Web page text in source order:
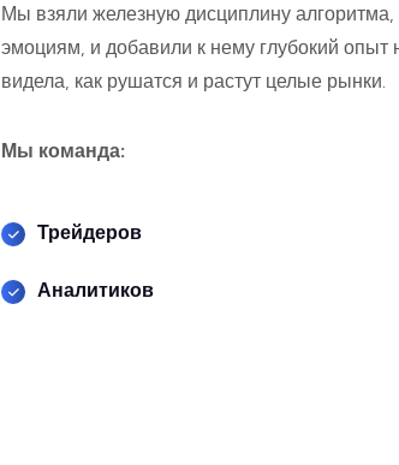
Мы взяли железную дисциплину алгоритма,
эмоциям, и добавили к нему глубокий
видела, как рушатся и растут целые рынки.
Мы команда:
Трейдеров
Аналитиков